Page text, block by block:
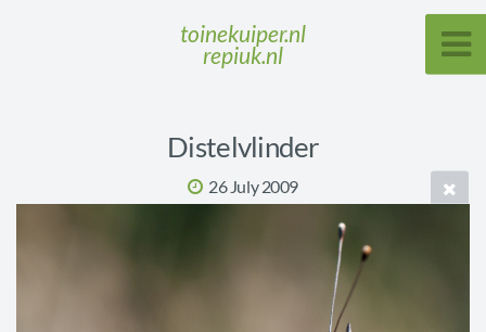
toinekuiper.nl
repiuk.nl
Distelvlinder
26 July 2009